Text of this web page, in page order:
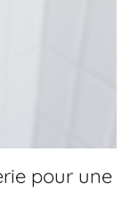
pour une